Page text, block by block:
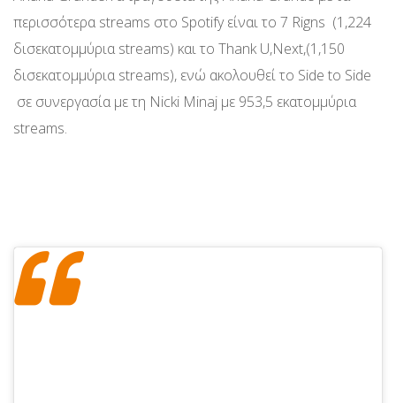
περισσότερα streams στο Spotify είναι το 7 Rigns (1,224
δισεκατομμύρια streams) και το Thank U,Next,(1,150
δισεκατομμύρια streams), ενώ ακολουθεί το Side to Side
σε συνεργασία με τη Nicki Minaj με 953,5 εκατομμύρια
streams.